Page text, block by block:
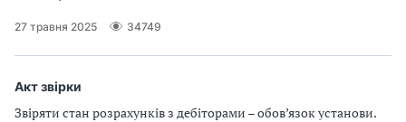
27 травня 2025 34749
Акт звірки
Звіряти стан розрахунків з дебіторами – обов’язок установи.